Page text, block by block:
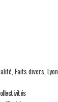
Faits divers Lyon